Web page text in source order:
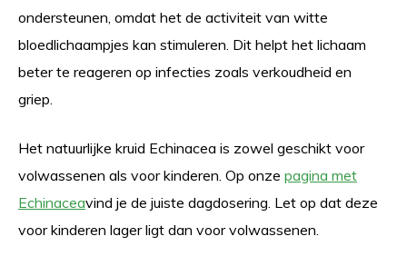
ondersteunen, omdat het de activiteit van witte
bloedlichaampjes kan stimuleren. Dit helpt het lichaam
beter te reageren op infecties zoals verkoudheid en
griep.
Het natuurlijke kruid Echinacea is zowel geschikt voor
volwassenen als voor kinderen. Op onze pagina met
Echinaceavind je de juiste dagdosering. Let op dat deze
voor kinderen lager ligt dan voor volwassenen.